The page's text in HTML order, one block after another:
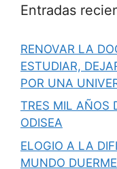
Entradas
RENOVAR LA
ESTUDIAR,
POR UNA
TRES MIL AÑOS
ODISEA
ELOGIO A LA
MUNDO